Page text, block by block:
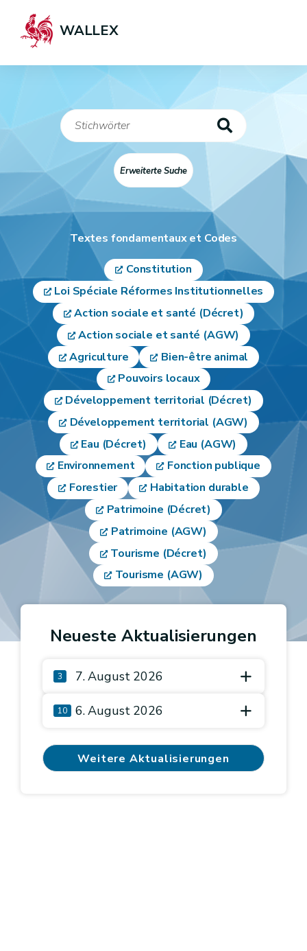
WALLEX
Erweiterte Suche
Textes fondamentaux et Codes
Constitution
Loi Spéciale Réformes Institutionnelles
Action sociale et santé (Décret)
Action sociale et santé (AGW)
Agriculture
Bien-être animal
Pouvoirs locaux
Développement territorial (Décret)
Développement territorial (AGW)
Eau (Décret)
Eau (AGW)
Environnement
Fonction publique
Forestier
Habitation durable
Patrimoine (Décret)
Patrimoine (AGW)
Tourisme (Décret)
Tourisme (AGW)
Neueste Aktualisierungen
3 7. August 2026
10 6. August 2026
Weitere Aktualisierungen